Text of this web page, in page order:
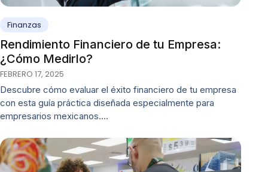
Finanzas
Rendimiento Financiero de tu Empresa:
¿Cómo Medirlo?
FEBRERO 17, 2025
Descubre cómo evaluar el éxito financiero de tu empresa
con esta guía práctica diseñada especialmente para
empresarios mexicanos.…